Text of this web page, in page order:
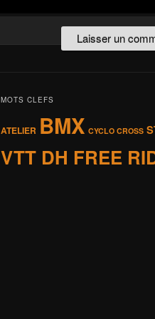
MOTS CLEFS
ATELIER BMX CYCLO CROSS
VTT DH FREE